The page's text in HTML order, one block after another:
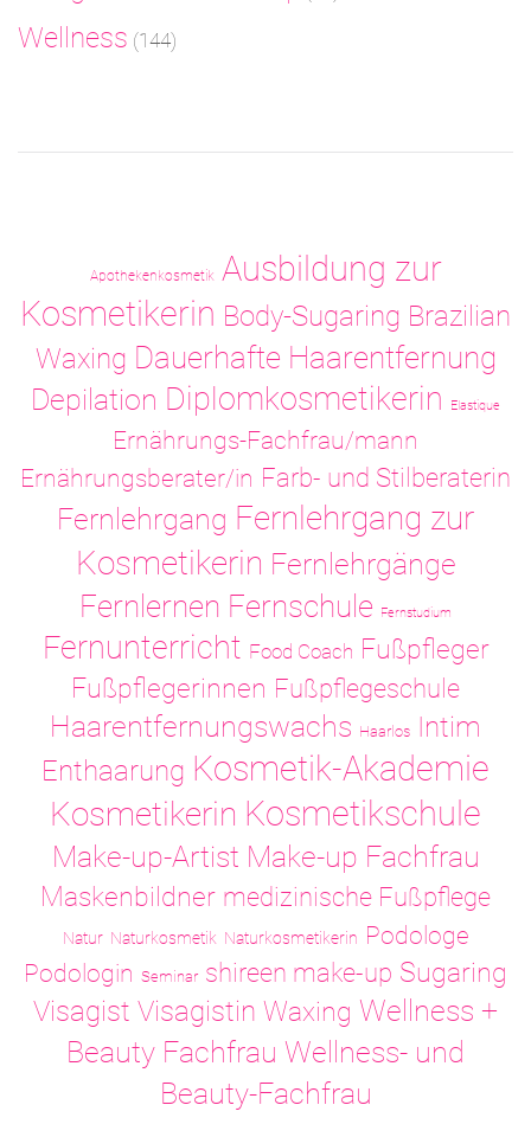
Wellness (144)
Apothekenkosmetik Ausbildung zur
Kosmetikerin Body-Sugaring Brazilian
Waxing Dauerhafte Haarentfernung
Depilation Diplomkosmetikerin Elastique
Ernährungs-Fachfrau/mann
Ernährungsberater/in Farb- und Stilberaterin
Fernlehrgang Fernlehrgang zur
Kosmetikerin Fernlehrgänge
Fernlernen Fernschule Fernstudium
Fernunterricht Food Coach Fußpfleger
Fußpflegerinnen Fußpflegeschule
Haarentfernungswachs Haarlos Intim
Enthaarung Kosmetik-Akademie
Kosmetikerin Kosmetikschule
Make-up-Artist Make-up Fachfrau
Maskenbildner medizinische Fußpflege
Natur Naturkosmetik Naturkosmetikerin Podologe
Podologin Seminar shireen make-up Sugaring
Visagist Visagistin Waxing Wellness +
Beauty Fachfrau Wellness- und
Beauty-Fachfrau